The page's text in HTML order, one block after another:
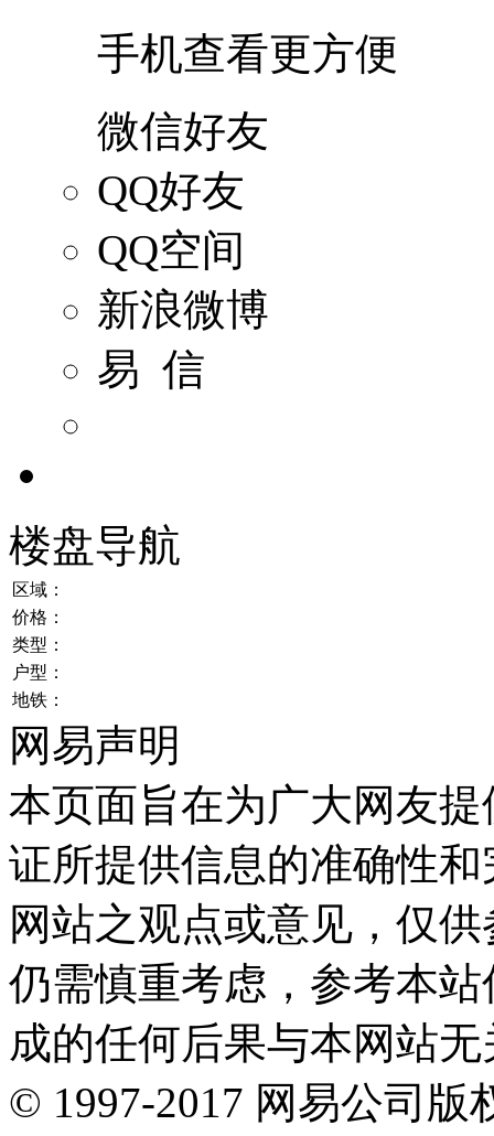
手机查看更方便
微信好友
QQ好友
QQ空间
新浪微博
易 信
楼盘导航
区域：
价格：
类型：
户型：
地铁：
网易声明
本页面旨在为广大网友
证所提供信息的准确性
网站之观点或意见，仅
仍需慎重考虑，参考本
成的任何后果与本网站
© 1997-2017 网易公司版